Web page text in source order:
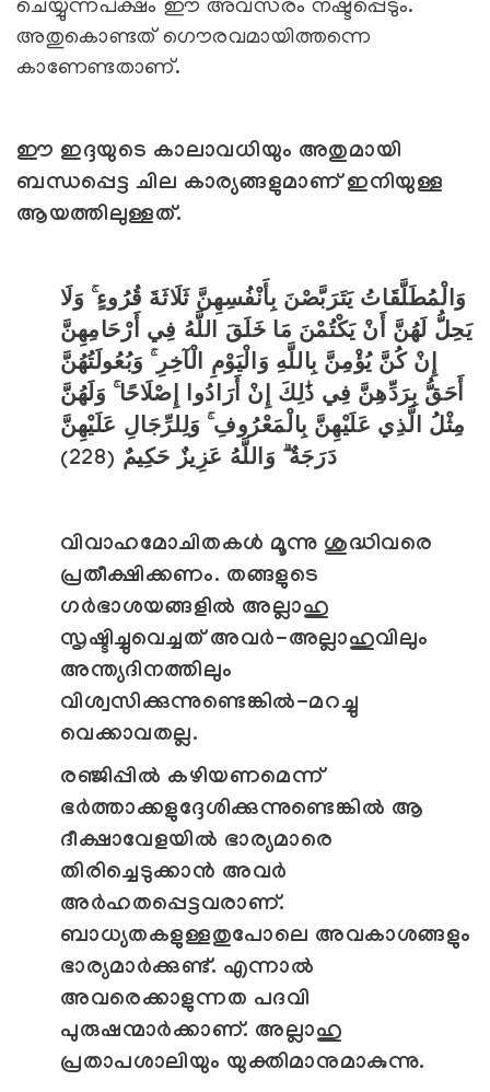
ചെയ്യുന്നപക്ഷം ഈ അവസരം നഷ്ടപ്പെടും.
അതുകൊണ്ടത് ഗൌരവമായിത്തന്നെ
കാണേണ്ടതാണ്.
ഈ ഇദ്ദയുടെ കാലാവധിയും അതുമായി
ബന്ധപ്പെട്ട ചില കാര്യങ്ങളുമാണ് ഇനിയുള്ള
ആയത്തിലുള്ളത്.
وَالْمُطَلَّقَاتُ يَتَرَبَّصْنَ بِأَنْفُسِهِنَّ ثَلَاثَةَ قُرُوءٍ ۚ وَلَا
يَحِلُّ لَهُنَّ أَنْ يَكْتُمْنَ مَا خَلَقَ اللَّهُ فِي أَرْحَامِهِنَّ
إِنْ كُنَّ يُؤْمِنَّ بِاللَّهِ وَالْيَوْمِ الْآخِرِ ۚ وَبُعُولَتُهُنَّ
أَحَقُّ بِرَدِّهِنَّ فِي ذَٰلِكَ إِنْ أَرَادُوا إِصْلَاحًا ۚ وَلَهُنَّ
مِثْلُ الَّذِي عَلَيْهِنَّ بِالْمَعْرُوفِ ۚ وَلِلرِّجَالِ عَلَيْهِنَّ
دَرَجَةٌ ۗ وَاللَّهُ عَزِيزٌ حَكِيمٌ (228)
വിവാഹമോചിതകള്‍ മൂന്നു ശുദ്ധിവരെ
പ്രതീക്ഷിക്കണം. തങ്ങളുടെ
ഗര്‍ഭാശയങ്ങളില്‍ അല്ലാഹു
സൃഷ്ടിച്ചുവെച്ചത് അവര്‍-അല്ലാഹുവിലും
അന്ത്യദിനത്തിലും
വിശ്വസിക്കുന്നുണ്ടെങ്കില്‍-മറച്ചു
വെക്കാവതല്ല.
രഞ്ജിപ്പില്‍ കഴിയണമെന്ന്
ഭര്‍ത്താക്കളുദ്ദേശിക്കുന്നുണ്ടെങ്കില്‍ ആ
ദീക്ഷാവേളയില്‍ ഭാര്യമാരെ
തിരിച്ചെടുക്കാന്‍ അവര്‍
അര്‍ഹതപ്പെട്ടവരാണ്.
ബാധ്യതകളുള്ളതുപോലെ അവകാശങ്ങളും
ഭാര്യമാര്‍ക്കുണ്ട്. എന്നാല്‍
അവരെക്കാളുന്നത പദവി
പുരുഷന്മാര്‍ക്കാണ്. അല്ലാഹു
പ്രതാപശാലിയും യുക്തിമാനുമാകുന്നു.